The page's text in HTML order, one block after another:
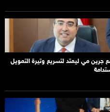
جرين مي ليمتد لتسريع وتيرة التمويل